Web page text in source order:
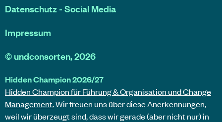
Datenschutz - Social Media
Impressum
© undconsorten, 2026
Hidden Champion 2026/27
Hidden Champion für Führung & Organisation und Change
Management.Wir freuen uns über diese Anerkennungen,
weil wir überzeugt sind, dass wir gerade (aber nicht nur) in